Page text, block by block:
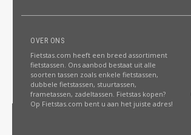
OVER ONS
Fietstas.com heeft een breed assortiment
fietstassen. Ons aanbod bestaat uit alle
soorten tassen zoals enkele fietstassen,
dubbele fietstassen, stuurtassen,
frametassen, zadeltassen. Fietstas kopen?
Op Fietstas.com bent u aan het juiste adres!